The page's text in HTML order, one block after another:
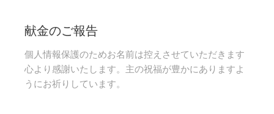
献金のご報告
個人情報保護のためお名前は控えさせていただきます
心より感謝いたします。主の祝福が豊かにありますよ
うにお祈りしています。